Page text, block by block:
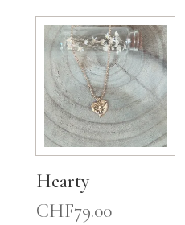
Hearty
CHF79.00